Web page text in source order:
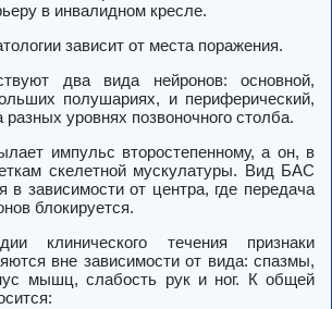
в инвалидном кресле.
зависит от места поражения.
два вида нейронов: основной,
полушариях, и периферический,
уровнях позвоночного столба.
импульс второстепенному, а он, в
скелетной мускулатуры. Вид БАС
в зависимости от центра, где передача
блокируется.
клинического течения признаки
вне зависимости от вида: спазмы,
мышц, слабость рук и ног. К общей